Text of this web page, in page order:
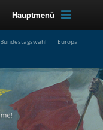
Hauptmenü
Bundestagswahl
Europa